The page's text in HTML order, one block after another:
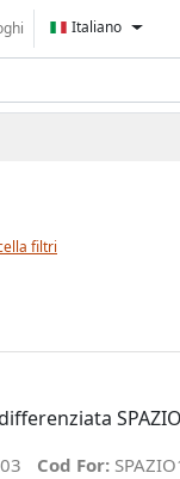
Italiano
filtri
Cod For: